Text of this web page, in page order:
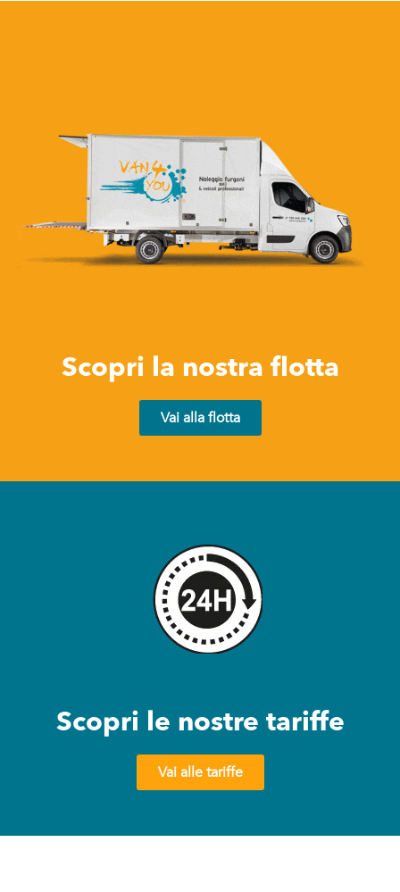
Scopri la nostra flotta
Vai alla flotta
Scopri le nostre tariffe
Vai alle tariffe
CHIAMAMI!
Hai bisogno di aiuto?
Parla con un nostro operatore.
Verrai chiamato gratuitamente quanto prima in
orario d'ufficio.
Lascia il tuo numero di telefono *
Ai sensi del Regolamento Europeo sulla Protezione
dati personali da parte di VAN4YOU S.r.l. con finalità di
* campi obbligatori